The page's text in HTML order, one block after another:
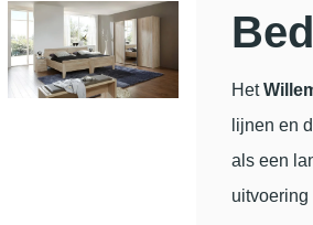
Het
lijnen en
als een